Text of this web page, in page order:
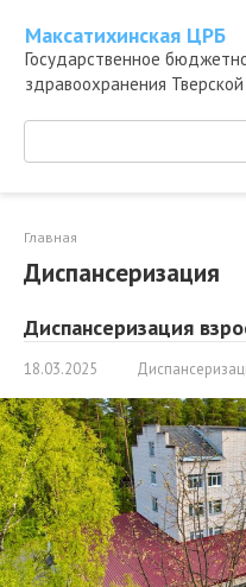
контенту
Максатихинская ЦРБ
Государственное
здравоохранения
Поиск:
Главная
Диспансеризация
Диспансеризация
18.03.2025